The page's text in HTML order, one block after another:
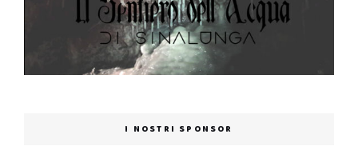
I NOSTRI SPONSOR